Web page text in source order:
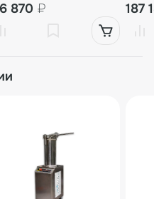
870 ₽ 187